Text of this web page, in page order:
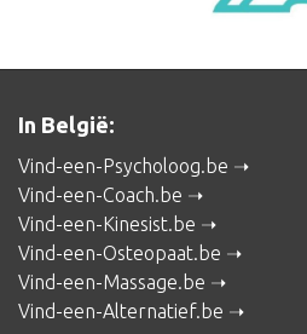
In België:
Vind-een-Psycholoog.be
Vind-een-Coach.be
Vind-een-Kinesist.be
Vind-een-Osteopaat.be
Vind-een-Massage.be
Vind-een-Alternatief.be